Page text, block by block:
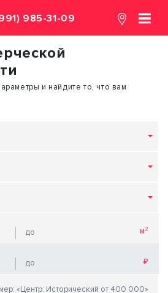
985-31-09
и найдите то, что вам